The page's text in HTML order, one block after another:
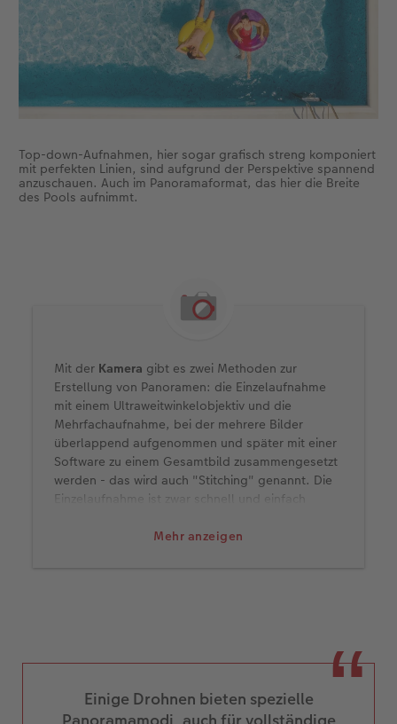
Top-down-Aufnahmen, hier sogar grafisch streng komponiert
mit perfekten Linien, sind aufgrund der Perspektive spannend
anzuschauen. Auch im Panoramaformat, das hier die Breite
des Pools aufnimmt.
Mehr anzeigen
Mit der Kamera gibt es zwei Methoden zur
Erstellung von Panoramen: die Einzelaufnahme
mit einem Ultraweitwinkelobjektiv und die
Mehrfachaufnahme, bei der mehrere Bilder
überlappend aufgenommen und später mit einer
Software zu einem Gesamtbild zusammengesetzt
werden - das wird auch "Stitching" genannt. Die
Einzelaufnahme ist zwar schnell und einfach
Verzerrungen an den Bildrändern und hat am
Panoramafunktion schnell und unkompliziert,
aber oft nicht so präzise wie die Aufnahme mit
Einige Drohnen bieten spezielle